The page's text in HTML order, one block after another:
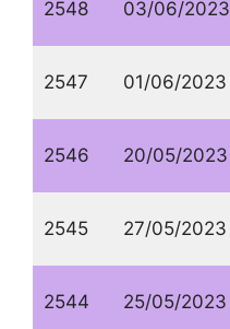
2548 03/06/2023
2547 01/06/2023
2546 20/05/2023
2545 27/05/2023
2544 25/05/2023